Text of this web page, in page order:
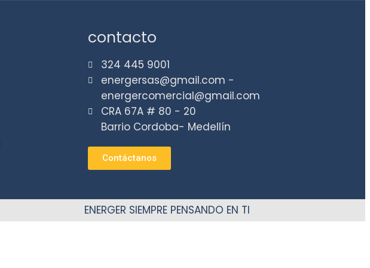
contacto
324 445 9001
energersas@gmail.com -
energercomercial@gmail.com
CRA 67A # 80 - 20
Barrio Cordoba- Medellín
Contáctanos
ENERGER SIEMPRE PENSANDO EN TI